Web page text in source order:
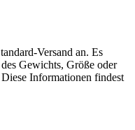
Versand an. Es
Gewichts, Größe oder
Informationen findest